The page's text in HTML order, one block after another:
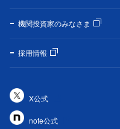
機関投資家のみなさま
採用情報
X公式
note公式